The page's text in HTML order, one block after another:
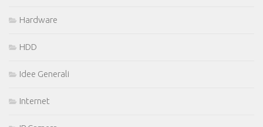
Hardware
HDD
Idee Generali
Internet